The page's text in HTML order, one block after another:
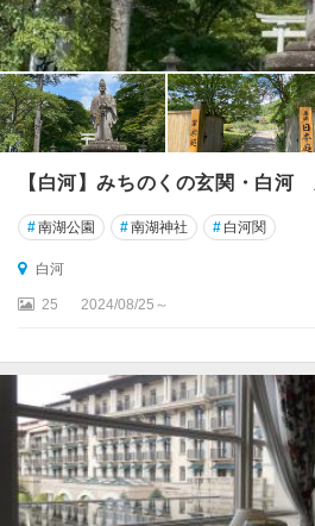
【白河】みちのくの玄関・白河
#南湖公園 #南湖神社 # 白河関
白河
25 2024/08/25～